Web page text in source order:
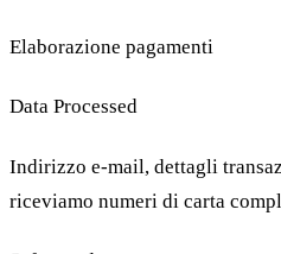
Elaborazione pagamenti
Data Processed
Indirizzo e-mail, dettagli
riceviamo numeri di carta